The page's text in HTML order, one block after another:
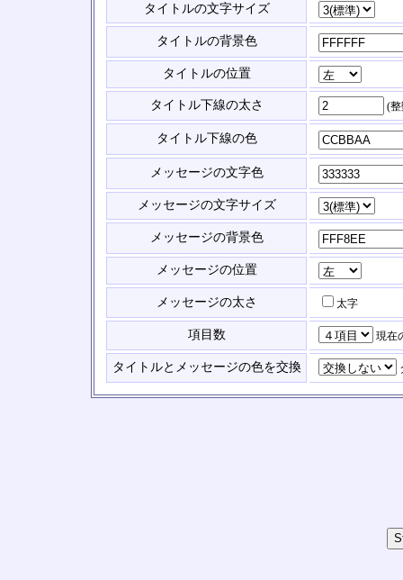
タイトルの文字サイズ
タイトルの背景色
タイトルの位置
タイトル下線の太さ (
タイトル下線の色
メッセージの文字色
メッセージの文字サイズ
メッセージの背景色
メッセージの位置
メッセージの太さ 太字
項目数 現在
タイトルとメッセージの色を交換